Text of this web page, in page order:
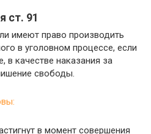
ст. 91
имеют право производить
в уголовном процессе, если
в качестве наказания за
свободы.
в момент совершения